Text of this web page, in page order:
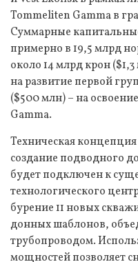
Tommeliten Gamma в
Суммарные
примерно в 19,5 млрд
около 14 млрд крон
на развитие первой
($500 млн) – на
Gamma.
Техническая
создание подводного
будет подключен к
технологического
бурение 11 новых
донных шаблонов,
трубопроводом.
мощностей позволяет